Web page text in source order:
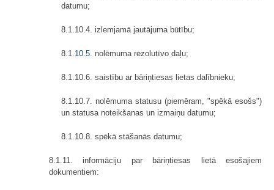
datumu;
8.1.10.4. izlemjamā jautājuma būtību;
8.1. 10.5 . nolēmuma rezolutīvo daļu;
8.1.10.6. saistību ar bāriņtiesas lietas dalībnieku;
8.1.10.7. nolēmuma statusu (piemēram, "spēkā esošs")
un statusa noteikšanas un izmaiņu datumu;
8.1.10.8. spēkā stāšanās datumu;
8.1.11. informāciju par bāriņtiesas lietā esošajiem
dokumentiem: